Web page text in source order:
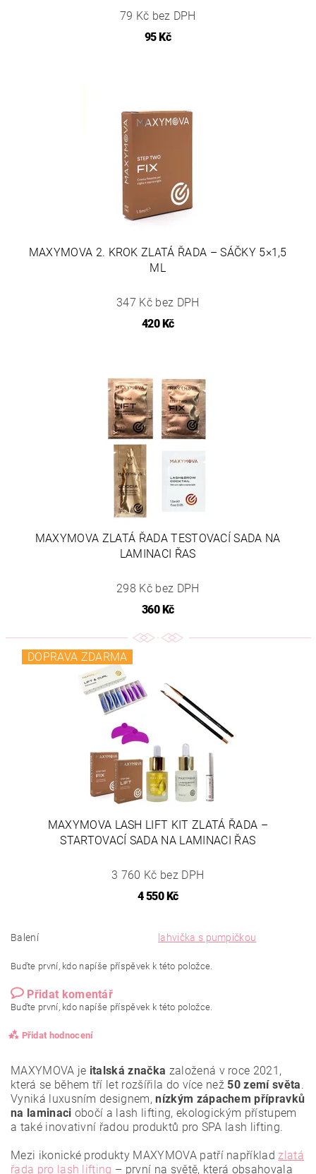
79 Kč bez DPH
95 Kč
MAXYMOVA 2. KROK ZLATÁ ŘADA – SÁČKY 5×1,5
ML
347 Kč bez DPH
420 Kč
MAXYMOVA ZLATÁ ŘADA TESTOVACÍ SADA NA
LAMINACI ŘAS
298 Kč bez DPH
360 Kč
DOPRAVA ZDARMA
MAXYMOVA LASH LIFT KIT ZLATÁ ŘADA –
STARTOVACÍ SADA NA LAMINACI ŘAS
3 760 Kč bez DPH
4 550 Kč
Balení lahvička s pumpičkou
Buďte první, kdo napíše příspěvek k této položce.
Přidat komentář
Buďte první, kdo napíše příspěvek k této položce.
Přidat hodnocení
MAXYMOVA je italská značka založená v roce 2021,
která se během tří let rozšířila do více než 50 zemí světa.
Vyniká luxusním designem,nízkým zápachem přípravků
na laminaci obočí a lash lifting, ekologickým přístupem
a také inovativní řadou produktů pro SPA lash lifting.
Mezi ikonické produkty MAXYMOVA patří například zlatá
řada pro lash lifting – první na světě, která obsahovala